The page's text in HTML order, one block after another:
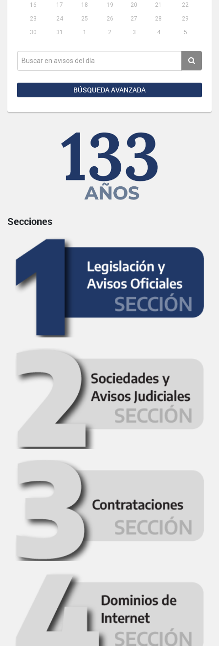
16
17 18 19 20 21
22
23
24 25 26 27 28
29
30
31 1 2 3 4 5
BÚSQUEDA AVANZADA
Secciones